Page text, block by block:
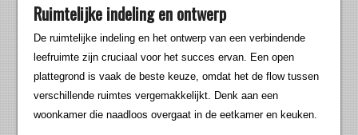
Ruimtelijke indeling en ontwerp
De ruimtelijke indeling en het ontwerp van een verbindende
leefruimte zijn cruciaal voor het succes ervan. Een open
plattegrond is vaak de beste keuze, omdat het de flow tussen
verschillende ruimtes vergemakkelijkt. Denk aan een
woonkamer die naadloos overgaat in de eetkamer en keuken.